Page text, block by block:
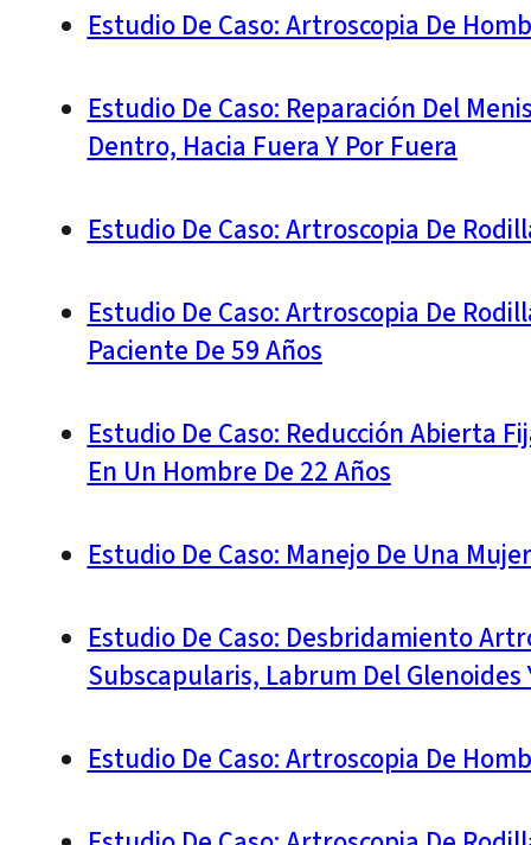
Estudio De Caso: Artroscopia De
Estudio De Caso: Reparación Del
Dentro, Hacia Fuera Y Por Fuera
Estudio De Caso: Artroscopia De
Estudio De Caso: Artroscopia De
Paciente De 59 Años
Estudio De Caso: Reducción Abierta
En Un Hombre De 22 Años
Estudio De Caso: Manejo De Una
Estudio De Caso: Desbridamiento
Subscapularis, Labrum Del
Estudio De Caso: Artroscopia De